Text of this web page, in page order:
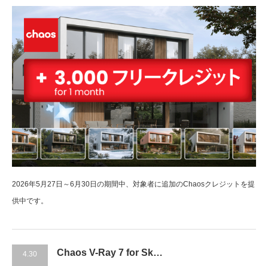
2026年5月27日～6月30日の期間中、対象者に追加のChaosクレジットを提
供中です。
4.30
Chaos V-Ray 7 for Sk…